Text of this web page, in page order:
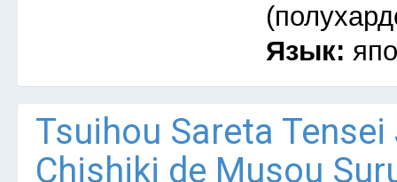
Язык:
Tsuihou Sareta
Chishiki de Musou